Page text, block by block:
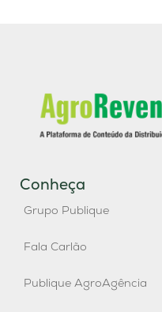
Conheça
Grupo Publique
Fala Carlão
Publique AgroAgência